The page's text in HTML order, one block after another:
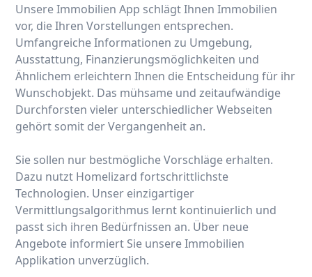
Unsere Immobilien App schlägt Ihnen Immobilien
vor, die Ihren Vorstellungen entsprechen.
Umfangreiche Informationen zu Umgebung,
Ausstattung, Finanzierungsmöglichkeiten und
Ähnlichem erleichtern Ihnen die Entscheidung für ihr
Wunschobjekt. Das mühsame und zeitaufwändige
Durchforsten vieler unterschiedlicher Webseiten
gehört somit der Vergangenheit an.
Sie sollen nur bestmögliche Vorschläge erhalten.
Dazu nutzt Homelizard fortschrittlichste
Technologien. Unser einzigartiger
Vermittlungsalgorithmus lernt kontinuierlich und
passt sich ihren Bedürfnissen an. Über neue
Angebote informiert Sie unsere Immobilien
Applikation unverzüglich.